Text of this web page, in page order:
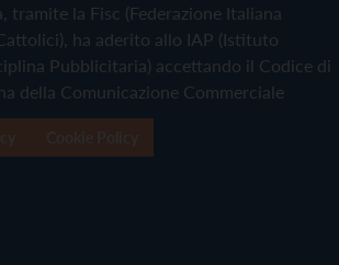
tramite la Fisc (Federazione Italiana
ha aderito allo IAP (Istituto
Pubblicitaria) accettando il Codice di
della Comunicazione Commerciale